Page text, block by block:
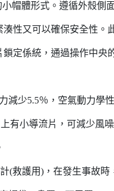
小帽體形式。遵循外殼側
湊性又可以確保安全性。
定係統，通過操作中央
減少5.5％，空氣動力學
有小導流片，可減少風
(救護用)，在發生事故